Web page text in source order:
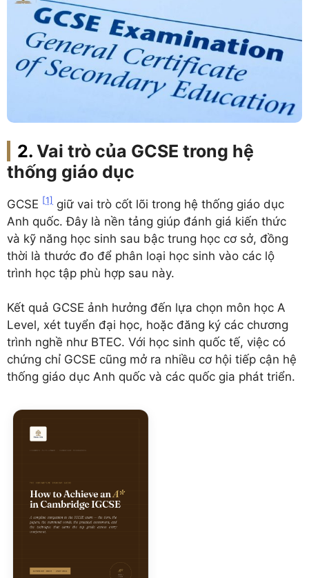
Vai trò của GCSE trong hệ
thống giáo dục
GCSE [1] giữ vai trò cốt lõi trong hệ thống giáo dục
Anh quốc. Đây là nền tảng giúp đánh giá kiến thức
và kỹ năng học sinh sau bậc trung học cơ sở, đồng
thời là thước đo để phân loại học sinh vào các lộ
trình học tập phù hợp sau này.
Kết quả GCSE ảnh hưởng đến lựa chọn môn học A
Level, xét tuyển đại học, hoặc đăng ký các chương
trình nghề như BTEC. Với học sinh quốc tế, việc có
chứng chỉ GCSE cũng mở ra nhiều cơ hội tiếp cận hệ
thống giáo dục Anh quốc và các quốc gia phát triển.